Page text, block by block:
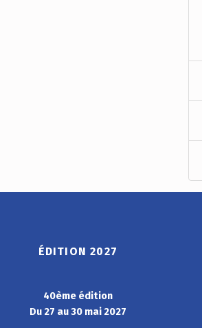
ÉDITION 2027
40ème édition
Du 27 au 30 mai 2027